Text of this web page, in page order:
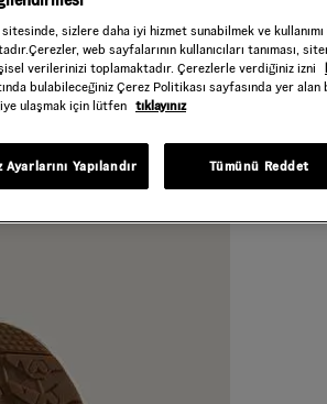
sizlere daha iyi hizmet sunabilmek ve
web sayfalarının kullanıcıları
verilerinizi toplamaktadır. Çerezlerle verdiğiniz izni
bulabileceğiniz Çerez Politikası sayfasında yer
ulaşmak için lütfen tıklayınız
Tümünü Reddet
Ayarlarını Yapılandır